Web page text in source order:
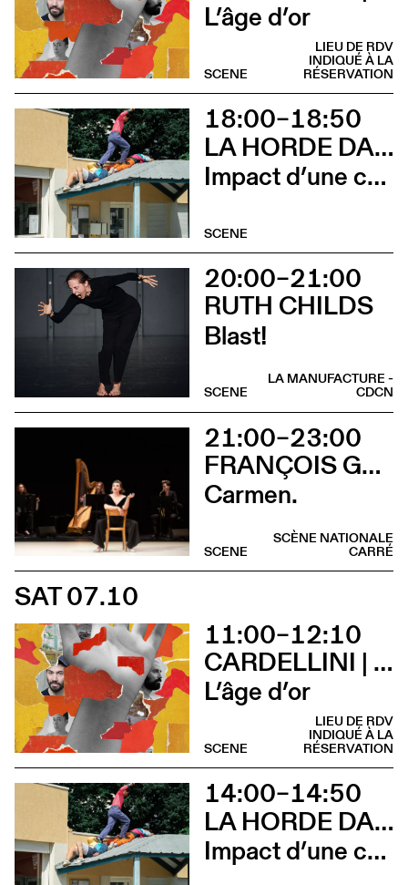
L’âge d’or
LIEU DE RDV
INDIQUÉ À LA
RÉSERVATION
SCENE
18:00–18:50
LA HORDE DANS LES PAVÉS
Impact d’une course x Stadium
SCENE
20:00–21:00
RUTH CHILDS
Blast!
LA MANUFACTURE -
CDCN
SCENE
21:00–23:00
FRANÇOIS GREMAUD / 2B COMPANY
Carmen.
SCÈNE NATIONALE
CARRÉ
SCENE
SAT 07.10
11:00–12:10
CARDELLINI | GONZALEZ
L’âge d’or
LIEU DE RDV
INDIQUÉ À LA
RÉSERVATION
SCENE
14:00–14:50
LA HORDE DANS LES PAVÉS
Impact d’une course x Stadium